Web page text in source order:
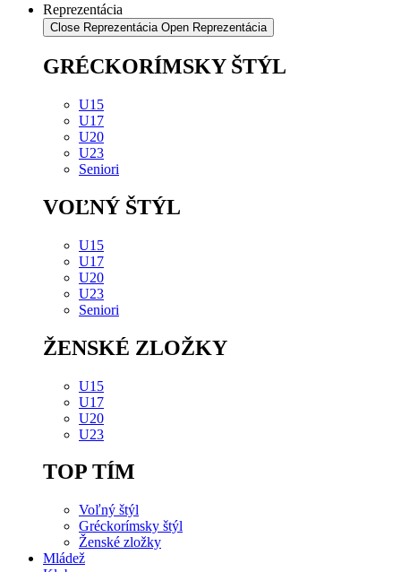
Reprezentácia
Close Reprezentácia Open Reprezentácia
GRÉCKORÍMSKY ŠTÝL
U15
U17
U20
U23
Seniori
VOĽNÝ ŠTÝL
U15
U17
U20
U23
Seniori
ŽENSKÉ ZLOŽKY
U15
U17
U20
U23
TOP TÍM
Voľný štýl
Gréckorímsky štýl
Ženské zložky
Mládež